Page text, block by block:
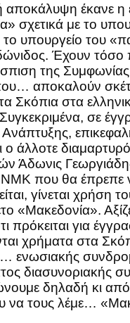
έκανε η
σχετικά με το
υπουργείο του
Έχουν τόσο
της
αποκαλούν
Σκόπια στα
σε
ο άλλοτε
Άδωνις
ΝΜΚ που θα έπρεπε
γίνεται χρήση
«Μακεδονία».
πρόκειται για
χρήματα στα
ενωσιακής
διασυνοριακής
δηλαδή κι
να τους λέμε…